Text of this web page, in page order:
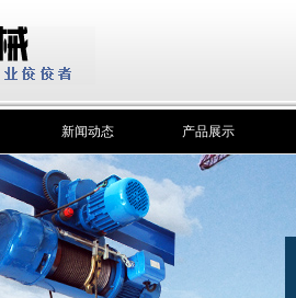
新闻动态 产品展示